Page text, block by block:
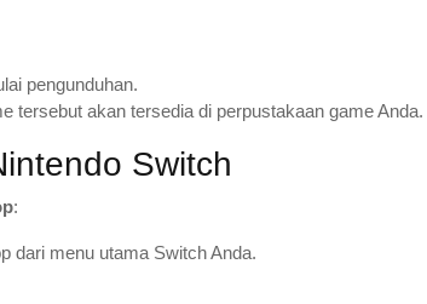
pengunduhan.
tersebut akan tersedia di perpustakaan game Anda.
Switch
:
dari menu utama Switch Anda.